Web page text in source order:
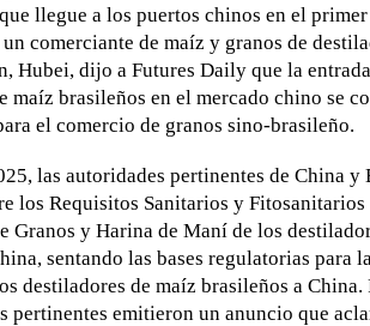
llegue a los puertos chinos en el
comerciante de maíz y granos de
Hubei, dijo a Futures Daily que la
maíz brasileños en el mercado chino se
el comercio de granos sino-brasileño.
las autoridades pertinentes de China
los Requisitos Sanitarios y Fitosanitarios
Granos y Harina de Maní de los
sentando las bases regulatorias para
destiladores de maíz brasileños a China.
pertinentes emitieron un anuncio que